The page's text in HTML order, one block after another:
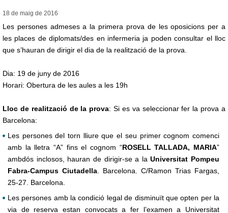
18 de maig de 2016
Les persones admeses a la primera prova de les oposicions per a
les places de diplomats/des en infermeria ja poden consultar el lloc
que s’hauran de dirigir el dia de la realització de la prova.
Dia: 19 de juny de 2016
Horari: Obertura de les aules a les 19h
Lloc de realització de la prova: Si es va seleccionar fer la prova a
Barcelona:
Les persones del torn lliure que el seu primer cognom comenci
amb la lletra “A” fins el cognom “ROSELL TALLADA, MARIA”
ambdós inclosos, hauran de dirigir-se a laUniversitat Pompeu
Fabra-Campus Ciutadella. Barcelona. C/Ramon Trias Fargas,
25-27. Barcelona.
Les persones amb la condició legal de disminuït que opten per la
via de reserva estan convocats a fer l’examen a Universitat